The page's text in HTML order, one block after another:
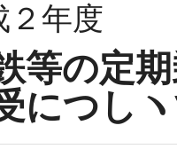
２年度
等の定
につし